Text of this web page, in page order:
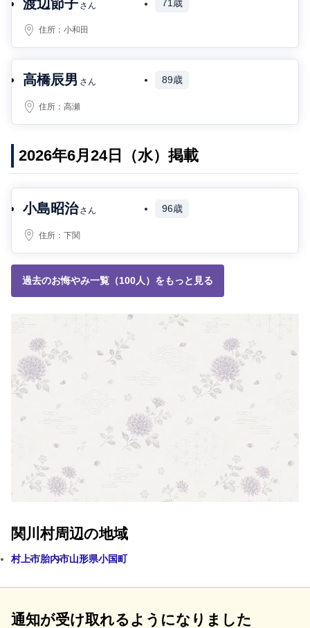
渡辺節子 さん 71歳
住所：小和田
高橋辰男 さん 89歳
住所：高瀬
2026年6月24日（水）掲載
小島昭治 さん 96歳
住所：下関
過去のお悔やみ一覧（100人）をもっと見る
関川村周辺の地域
村上市胎内市山形県小国町
通知が受け取れるようになりました